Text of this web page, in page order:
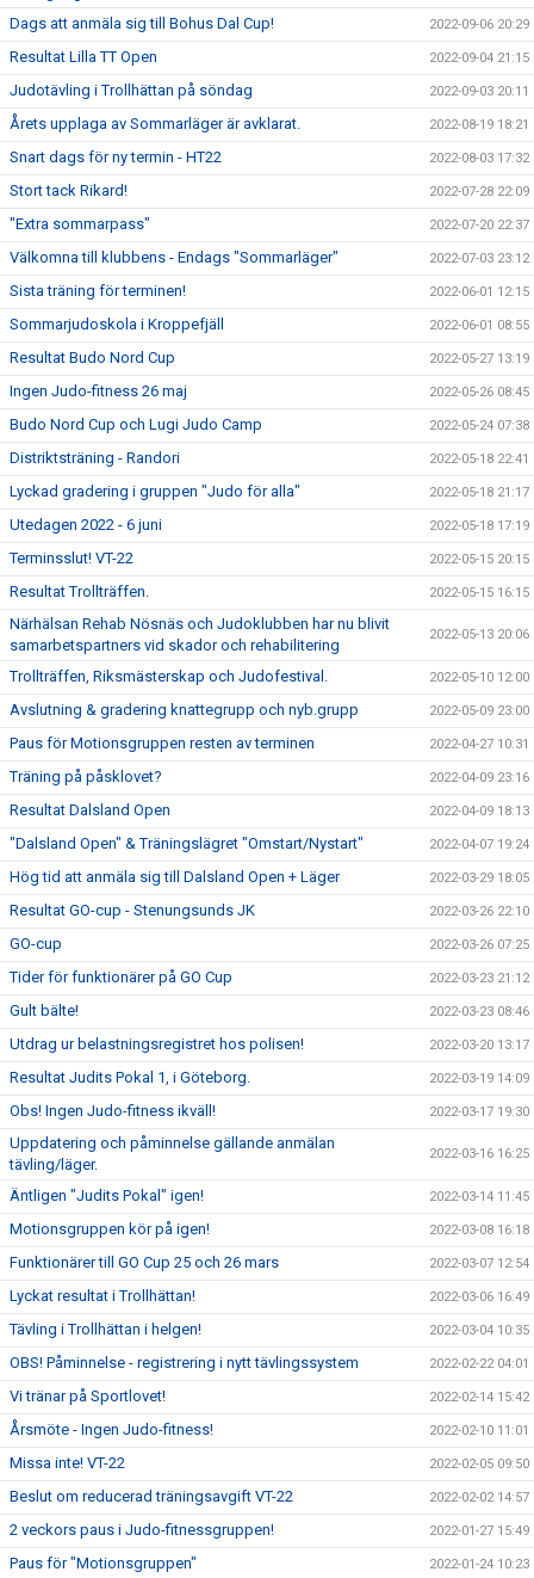
Dags att anmäla sig till Bohus Dal Cup! 2022-09-06 20:29
Resultat Lilla TT Open 2022-09-04 21:15
Judotävling i Trollhättan på söndag 2022-09-03 20:11
Årets upplaga av Sommarläger är avklarat. 2022-08-19 18:21
Snart dags för ny termin - HT22 2022-08-03 17:32
Stort tack Rikard! 2022-07-28 22:09
"Extra sommarpass" 2022-07-20 22:37
Välkomna till klubbens - Endags "Sommarläger" 2022-07-03 23:12
Sista träning för terminen! 2022-06-01 12:15
Sommarjudoskola i Kroppefjäll 2022-06-01 08:55
Resultat Budo Nord Cup 2022-05-27 13:19
Ingen Judo-fitness 26 maj 2022-05-26 08:45
Budo Nord Cup och Lugi Judo Camp 2022-05-24 07:38
Distriktsträning - Randori 2022-05-18 22:41
Lyckad gradering i gruppen "Judo för alla" 2022-05-18 21:17
Utedagen 2022 - 6 juni 2022-05-18 17:19
Terminsslut! VT-22 2022-05-15 20:15
Resultat Trollträffen. 2022-05-15 16:15
Närhälsan Rehab Nösnäs och Judoklubben har nu blivit
samarbetspartners vid skador och rehabilitering
2022-05-13 20:06
Trollträffen, Riksmästerskap och Judofestival. 2022-05-10 12:00
Avslutning & gradering knattegrupp och nyb.grupp 2022-05-09 23:00
Paus för Motionsgruppen resten av terminen 2022-04-27 10:31
Träning på påsklovet? 2022-04-09 23:16
Resultat Dalsland Open 2022-04-09 18:13
"Dalsland Open" & Träningslägret "Omstart/Nystart" 2022-04-07 19:24
Hög tid att anmäla sig till Dalsland Open + Läger 2022-03-29 18:05
Resultat GO-cup - Stenungsunds JK 2022-03-26 22:10
GO-cup 2022-03-26 07:25
Tider för funktionärer på GO Cup 2022-03-23 21:12
Gult bälte! 2022-03-23 08:46
Utdrag ur belastningsregistret hos polisen! 2022-03-20 13:17
Resultat Judits Pokal 1, i Göteborg. 2022-03-19 14:09
Obs! Ingen Judo-fitness ikväll! 2022-03-17 19:30
Uppdatering och påminnelse gällande anmälan
tävling/läger.
2022-03-16 16:25
Äntligen "Judits Pokal" igen! 2022-03-14 11:45
Motionsgruppen kör på igen! 2022-03-08 16:18
Funktionärer till GO Cup 25 och 26 mars 2022-03-07 12:54
Lyckat resultat i Trollhättan! 2022-03-06 16:49
Tävling i Trollhättan i helgen! 2022-03-04 10:35
OBS! Påminnelse - registrering i nytt tävlingssystem 2022-02-22 04:01
Vi tränar på Sportlovet! 2022-02-14 15:42
Årsmöte - Ingen Judo-fitness! 2022-02-10 11:01
Missa inte! VT-22 2022-02-05 09:50
Beslut om reducerad träningsavgift VT-22 2022-02-02 14:57
2 veckors paus i Judo-fitnessgruppen! 2022-01-27 15:49
Paus för "Motionsgruppen" 2022-01-24 10:23